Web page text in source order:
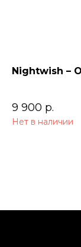
Nightwish –
9 900 р.
Нет в наличии